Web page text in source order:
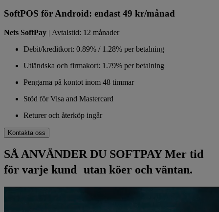
SoftPOS för Android: endast 49 kr/månad
Nets SoftPay | Avtalstid: 12 månader
Debit/kreditkort: 0.89% / 1.28% per betalning
Utländska och firmakort: 1.79% per betalning
Pengarna på kontot inom 48 timmar
Stöd för Visa and Mastercard
Returer och återköp ingår
Kontakta oss
SÅ ANVÄNDER DU SOFTPAY Mer tid
för varje kund utan köer och väntan.